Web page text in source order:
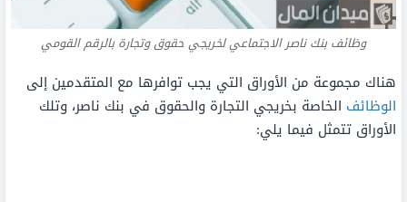
وظائف بنك ناصر الاجتماعي لخريجي حقوق وتجارة بالرقم القومي
هناك مجموعة من الأوراق التي يجب توافرها مع المتقدمين إلى
الوظائف الخاصة بخريجي التجارة والحقوق في بنك ناصر، وتلك
الأوراق تتمثل فيما يلي: